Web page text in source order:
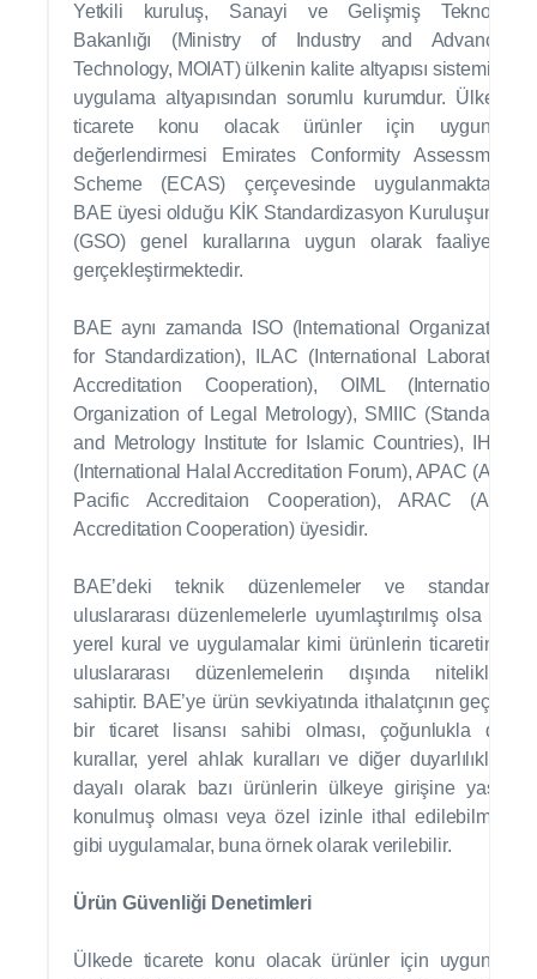
Yetkili kuruluş, Sanayi ve Gelişmiş Teknoloji
Bakanlığı (Ministry of Industry and Advanced
Technology, MOIAT) ülkenin kalite altyapısı sistemi ve
uygulama altyapısından sorumlu kurumdur. Ülkede
ticarete konu olacak ürünler için uygunluk
değerlendirmesi Emirates Conformity Assessment
Scheme (ECAS) çerçevesinde uygulanmaktadır.
BAE üyesi olduğu KİK Standardizasyon Kuruluşunun
(GSO) genel kurallarına uygun olarak faaliyetini
gerçekleştirmektedir.
BAE aynı zamanda ISO (International Organization
for Standardization), ILAC (International Laboratory
Accreditation Cooperation), OIML (International
Organization of Legal Metrology), SMIIC (Standards
and Metrology Institute for Islamic Countries), IHAF
(International Halal Accreditation Forum), APAC (Asia
Pacific Accreditaion Cooperation), ARAC (Arab
Accreditation Cooperation) üyesidir.
BAE’deki teknik düzenlemeler ve standartlar
uluslararası düzenlemelerle uyumlaştırılmış olsa da,
yerel kural ve uygulamalar kimi ürünlerin ticaretinde
uluslararası düzenlemelerin dışında niteliklere
sahiptir. BAE’ye ürün sevkiyatında ithalatçının geçerli
bir ticaret lisansı sahibi olması, çoğunlukla dini
kurallar, yerel ahlak kuralları ve diğer duyarlılıklara
dayalı olarak bazı ürünlerin ülkeye girişine yasak
konulmuş olması veya özel izinle ithal edilebilmesi
gibi uygulamalar, buna örnek olarak verilebilir.
Ürün Güvenliği Denetimleri
Ülkede ticarete konu olacak ürünler için uygunluk